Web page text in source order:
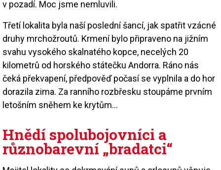
v pozadí. Moc jsme nemluvili.
Třetí lokalita byla naší poslední šancí, jak spatřit vzácné
druhy mrchožroutů. Krmení bylo připraveno na jižním
svahu vysokého skalnatého kopce, necelých 20
kilometrů od horského státečku Andorra. Ráno nás
čeká překvapení, předpověď počasí se vyplnila a do hor
dorazila zima. Za ranního rozbřesku stoupáme prvním
letošním sněhem ke krytům…
Hnědí spolubojovníci a
různobarevní „bradatci“